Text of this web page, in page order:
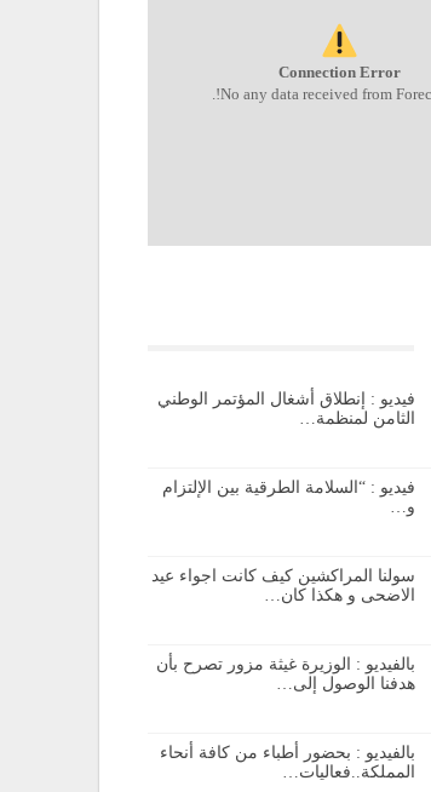
Connection Error
No any data received from
فيديو : إنطلاق أشغال المؤتمر الوطني
الثامن لمنظمة…
فيديو : “السلامة الطرقية بين الإلتزام
و…
سولنا المراكشين كيف كانت اجواء عيد
الاضحى و هكذا كان…
بالفيديو : الوزيرة غيثة مزور تصرح بأن
هدفنا الوصول إلى…
بالفيديو : بحضور أطباء من كافة أنحاء
المملكة..فعاليات…